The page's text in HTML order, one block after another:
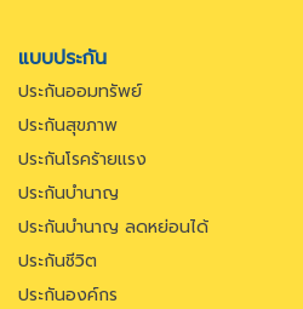
แบบประกัน
ประกันออมทรัพย์
ประกันสุขภาพ
ประกันโรคร้ายแรง
ประกันบำนาญ
ประกันบำนาญ ลดหย่อนได้
ประกันชีวิต
ประกันองค์กร